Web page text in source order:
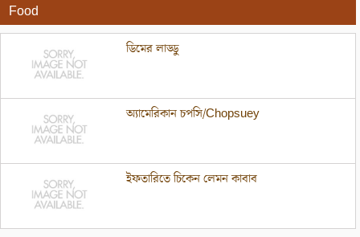
Food
ডিমের লাড্ডু
অ্যামেরিকান চপসি/Chopsuey
ইফতারিতে চিকেন লেমন কাবাব